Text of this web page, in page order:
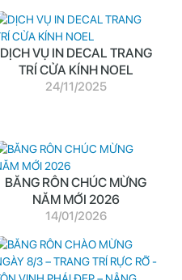
DỊCH VỤ IN DECAL TRANG
TRÍ CỬA KÍNH NOEL
24/11/2025
BĂNG RÔN CHÚC MỪNG
NĂM MỚI 2026
14/01/2026